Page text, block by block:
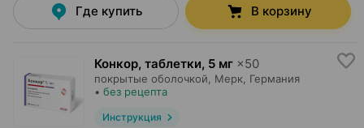
Где купить В корзину
Конкор, таблетки, 5 мг ×50
покрытые оболочкой, Мерк , Германия
• без рецепта
Инструкция